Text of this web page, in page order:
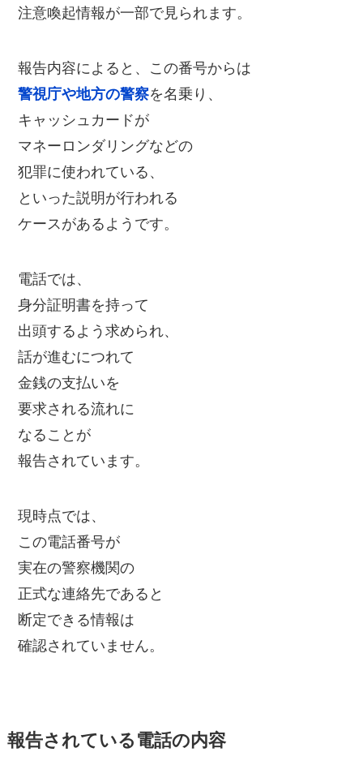
注意喚起情報が一部で見られます。
報告内容によると、この番号からは
警視庁や地方の警察を名乗り、
キャッシュカードが
マネーロンダリングなどの
犯罪に使われている、
といった説明が行われる
ケースがあるようです。
電話では、
身分証明書を持って
出頭するよう求められ、
話が進むにつれて
金銭の支払いを
要求される流れに
なることが
報告されています。
現時点では、
この電話番号が
実在の警察機関の
正式な連絡先であると
断定できる情報は
確認されていません。
報告されている電話の内容